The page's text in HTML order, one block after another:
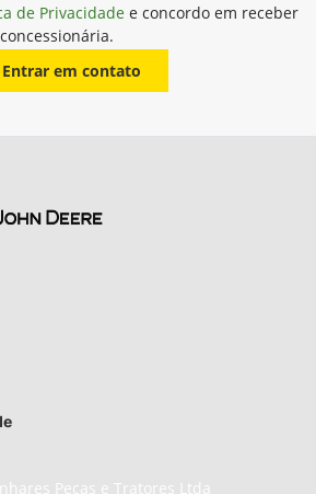
de Privacidade e concordo em receber
Entrar em contato
Peças e Tratores Ltda